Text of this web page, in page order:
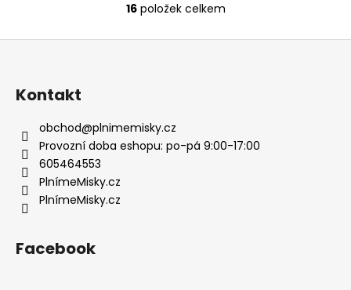
O
v
c
í
p
16položek celkem
Kontakt
obchod@plnimemisky.cz
Provozní doba eshopu: po-pá 9:00-17:00
605464553
PlnímeMisky.cz
PlnímeMisky.cz
Facebook